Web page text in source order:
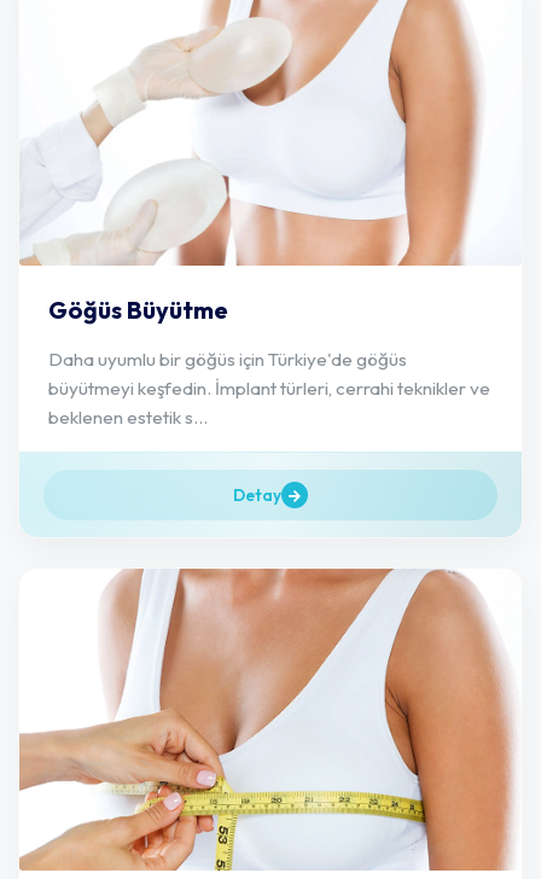
Göğüs Büyütme
Daha uyumlu bir göğüs için Türkiye'de göğüs
büyütmeyi keşfedin. İmplant türleri, cerrahi teknikler ve
beklenen estetik s...
Detay